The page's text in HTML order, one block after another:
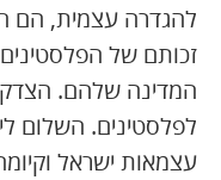
להגדרה עצמית, הם
זכותם של
המדינה שלהם.
לפלסטינים. השלום
עצמאות ישראל